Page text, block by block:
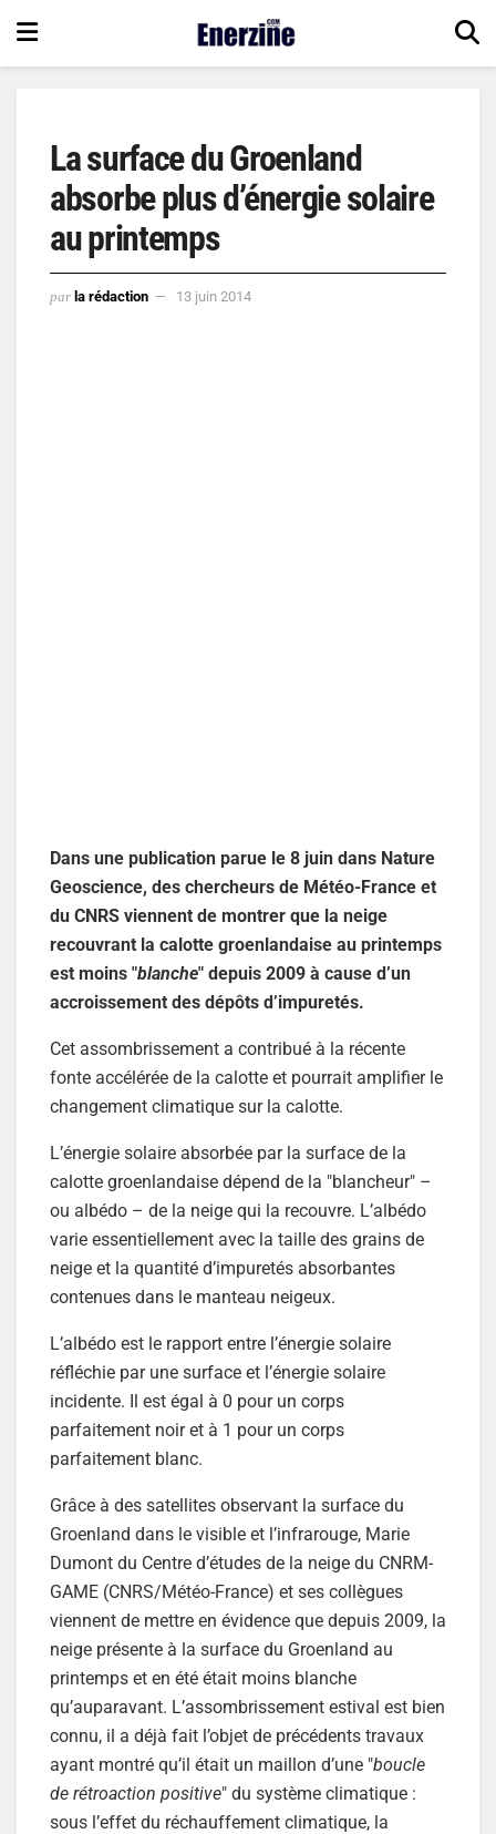
La surface du Groenland
absorbe plus d’énergie solaire
au printemps
par la rédaction 13 juin 2014
Dans une publication parue le 8 juin dans Nature
Geoscience, des chercheurs de Météo-France et
du CNRS viennent de montrer que la neige
recouvrant la calotte groenlandaise au printemps
est moins "blanche" depuis 2009 à cause d’un
accroissement des dépôts d’impuretés.
Cet assombrissement a contribué à la récente
fonte accélérée de la calotte et pourrait amplifier le
changement climatique sur la calotte.
L’énergie solaire absorbée par la surface de la
calotte groenlandaise dépend de la "blancheur" –
ou albédo – de la neige qui la recouvre. L’albédo
varie essentiellement avec la taille des grains de
neige et la quantité d’impuretés absorbantes
contenues dans le manteau neigeux.
L’albédo est le rapport entre l’énergie solaire
réfléchie par une surface et l’énergie solaire
incidente. Il est égal à 0 pour un corps
parfaitement noir et à 1 pour un corps
parfaitement blanc.
Grâce à des satellites observant la surface du
Groenland dans le visible et l’infrarouge, Marie
Dumont du Centre d’études de la neige du CNRM-
GAME (CNRS/Météo-France) et ses collègues
viennent de mettre en évidence que depuis 2009, la
neige présente à la surface du Groenland au
printemps et en été était moins blanche
qu’auparavant. L’assombrissement estival est bien
connu, il a déjà fait l’objet de précédents travaux
ayant montré qu’il était un maillon d’une "boucle
de rétroaction positive" du système climatique :
sous l’effet du réchauffement climatique, la